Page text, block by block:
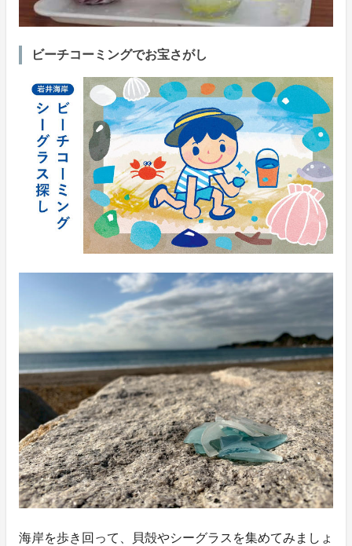
ビーチコーミングでお宝さがし
海岸を歩き回って、貝殻やシーグラスを集めてみましょ